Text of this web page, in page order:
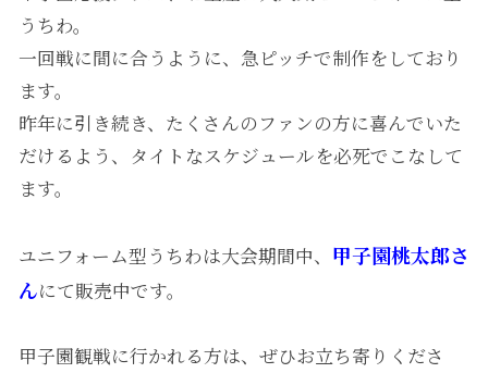
うちわ。
一回戦に間に合うように、急ピッチで制作をしており
ます。
昨年に引き続き、たくさんのファンの方に喜んでいた
だけるよう、タイトなスケジュールを必死でこなして
ます。
ユニフォーム型うちわは大会期間中、 甲子園桃太郎さ
んにて販売中です。
甲子園観戦に行かれる方は、ぜひお立ち寄りくださ